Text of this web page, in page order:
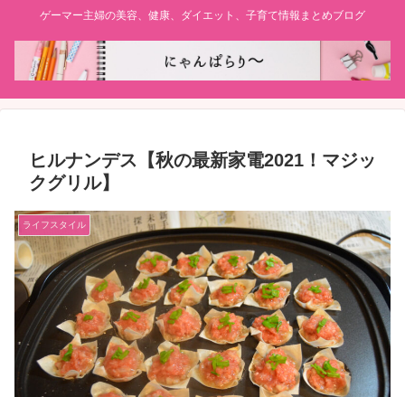
ゲーマー主婦の美容、健康、ダイエット、子育て情報まとめブログ
ヒルナンデス【秋の最新家電2021！マジッ
クグリル】
ライフスタイル